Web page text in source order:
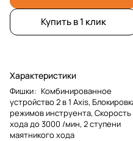
Купить в 1 клик
Характеристики
Фишки: Комбинированное
устройство 2 в 1 Axis,
режимов инструента, Скорость
хода до 3000 /мин, 2 ступени
маятникого хода